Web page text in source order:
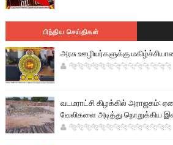
பிந்திய செய்திகள்
அரசு ஊழியர்களுக்கு
🐅🐅🐅🐅🐅🐅🐆🐆🐆🐆🐆🐆🐆🐆
வடமராட்சி கிழக்கில் அராஜகம்:
வேலிகளை அடித்து நொறுக்கிய
🐅🐅🐅🐅🐅🐅🐆🐆🐆🐆🐆🐆🐆🐆